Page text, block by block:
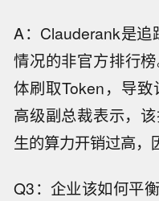
A：Clauderank是追
情况的非官方排行
体刷取Token，导
高级副总裁表示，
生的算力开销过高，
Q3：企业该如何平